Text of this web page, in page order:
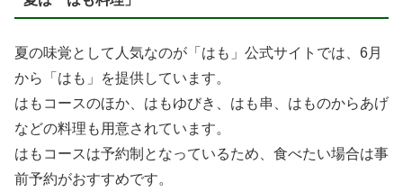
夏の味覚として人気なのが「はも」公式サイトでは、6月
から「はも」を提供しています。
はもコースのほか、はもゆびき、はも串、はものからあげ
などの料理も用意されています。
はもコースは予約制となっているため、食べたい場合は事
前予約がおすすめです。